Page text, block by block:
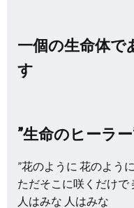
一個の生命体で
す
”生命のヒーラー
”花のように 花のように
ただそこに咲くだけで
人はみな 人はみな